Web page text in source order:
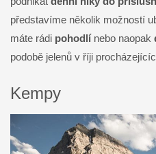
představíme několik možností
máte rádi pohodlínebo naopak
podobě jelenů v říji
Kempy